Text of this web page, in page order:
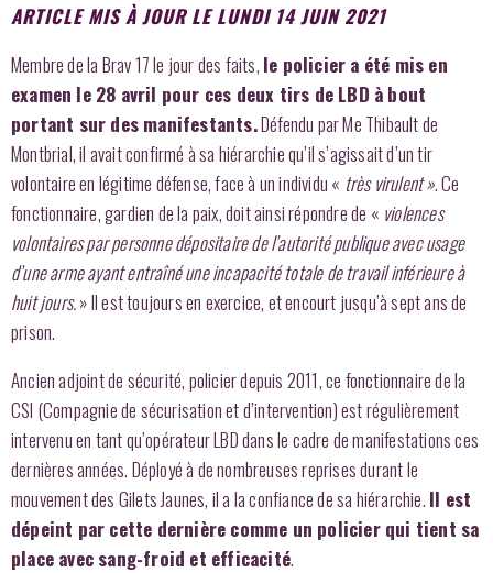
ARTICLE MIS À JOUR LE LUNDI 14 JUIN 2021
Membre de la Brav 17 le jour des faits, le policier a été mis en
examen le 28 avril pour ces deux tirs de LBD à bout
portant sur des manifestants.Défendu par Me Thibault de
Montbrial, il avait confirmé à sa hiérarchie qu’il s’agissait d’un tir
volontaire en légitime défense, face à un individu « très virulent ». Ce
fonctionnaire, gardien de la paix, doit ainsi répondre de « violences
volontaires par personne dépositaire de l’autorité publique avec usage
d’une arme ayant entraîné une incapacité totale de travail inférieure à
huit jours.» Il est toujours en exercice, et encourt jusqu’à sept ans de
prison.
Ancien adjoint de sécurité, policier depuis 2011, ce fonctionnaire de la
CSI (Compagnie de sécurisation et d’intervention) est régulièrement
intervenu en tant qu’opérateur LBD dans le cadre de manifestations ces
dernières années. Déployé à de nombreuses reprises durant le
mouvement des Gilets Jaunes, il a la confiance de sa hiérarchie. Il est
dépeint par cette dernière comme un policier qui tient sa
place avec sang-froid et efficacité.